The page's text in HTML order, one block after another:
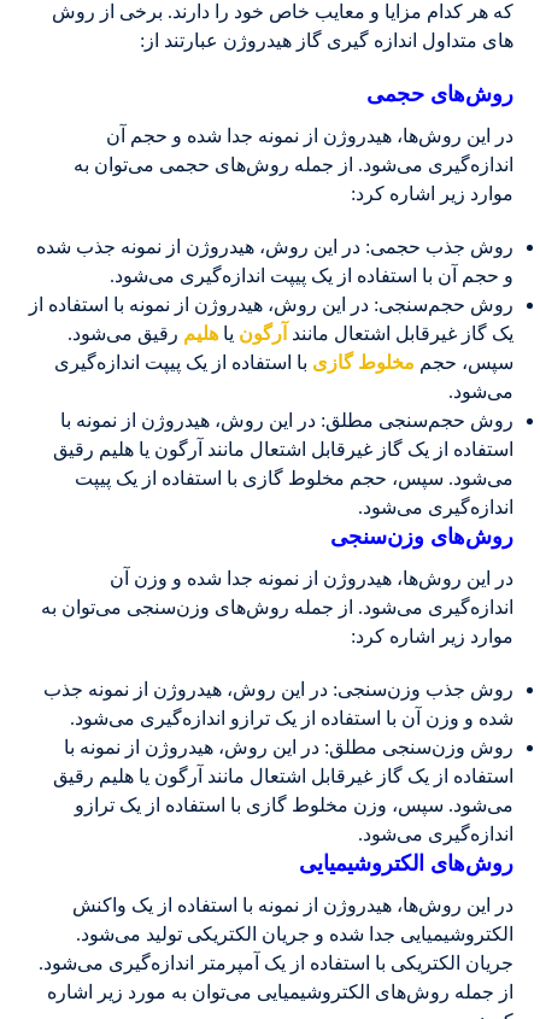
که هر کدام مزایا و معایب خاص خود را دارند. برخی از روش
های متداول اندازه گیری گاز هیدروژن عبارتند از:
روش‌های حجمی
در این روش‌ها، هیدروژن از نمونه جدا شده و حجم آن
اندازه‌گیری می‌شود. از جمله روش‌های حجمی می‌توان به
موارد زیر اشاره کرد:
روش جذب حجمی: در این روش، هیدروژن از نمونه جذب شده
و حجم آن با استفاده از یک پیپت اندازه‌گیری می‌شود.
روش حجم‌سنجی: در این روش، هیدروژن از نمونه با استفاده از
یک گاز غیرقابل اشتعال مانند آرگون یاهلیم رقیق می‌شود.
سپس، حجم مخلوط گازی با استفاده از یک پیپت اندازه‌گیری
می‌شود.
روش حجم‌سنجی مطلق: در این روش، هیدروژن از نمونه با
استفاده از یک گاز غیرقابل اشتعال مانند آرگون یا هلیم رقیق
می‌شود. سپس، حجم مخلوط گازی با استفاده از یک پیپت
اندازه‌گیری می‌شود.
روش‌های وزن‌سنجی
در این روش‌ها، هیدروژن از نمونه جدا شده و وزن آن
اندازه‌گیری می‌شود. از جمله روش‌های وزن‌سنجی می‌توان به
موارد زیر اشاره کرد:
روش جذب وزن‌سنجی: در این روش، هیدروژن از نمونه جذب
شده و وزن آن با استفاده از یک ترازو اندازه‌گیری می‌شود.
روش وزن‌سنجی مطلق: در این روش، هیدروژن از نمونه با
استفاده از یک گاز غیرقابل اشتعال مانند آرگون یا هلیم رقیق
می‌شود. سپس، وزن مخلوط گازی با استفاده از یک ترازو
اندازه‌گیری می‌شود.
روش‌های الکتروشیمیایی
در این روش‌ها، هیدروژن از نمونه با استفاده از یک واکنش
الکتروشیمیایی جدا شده و جریان الکتریکی تولید می‌شود.
جریان الکتریکی با استفاده از یک آمپرمتر اندازه‌گیری می‌شود.
از جمله روش‌های الکتروشیمیایی می‌توان به مورد زیر اشاره